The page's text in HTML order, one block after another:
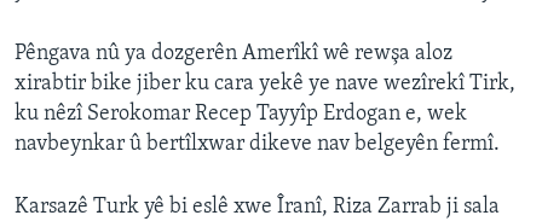
Pêngava nû ya dozgerên Amerîkî wê rewşa aloz
xirabtir bike jiber ku cara yekê ye nave wezîrekî Tirk,
ku nêzî Serokomar Recep Tayyîp Erdogan e, wek
navbeynkar û bertîlxwar dikeve nav belgeyên fermî.
Karsazê Turk yê bi eslê xwe Îranî, Riza Zarrab ji sala